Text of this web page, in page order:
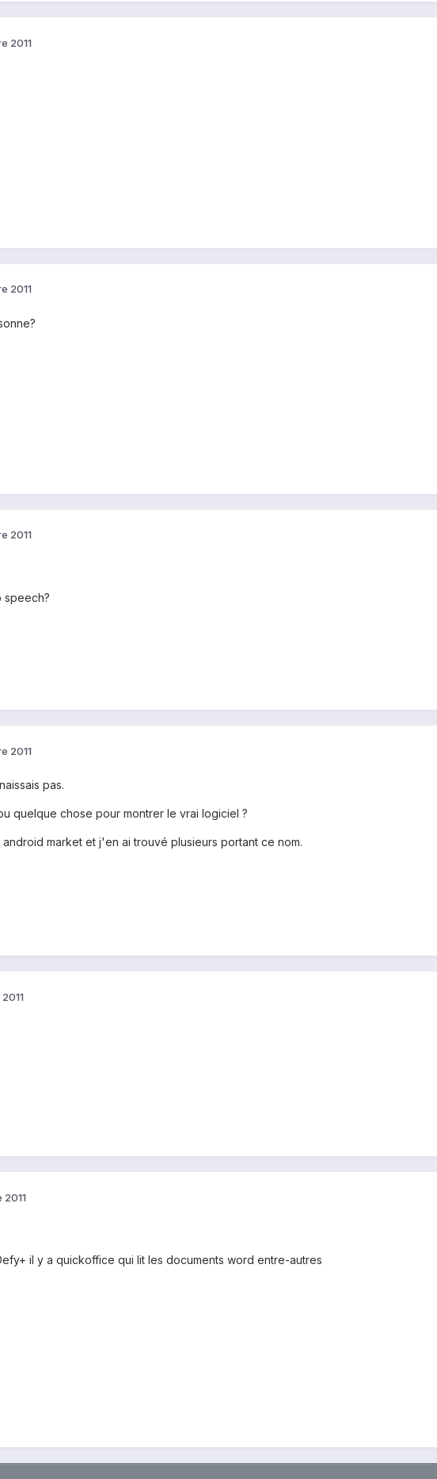
2011
2011
2011
speech?
2011
pas.
quelque chose pour montrer le vrai logiciel ?
market et j'en ai trouvé plusieurs portant ce nom.
il y a quickoffice qui lit les documents word entre-autres